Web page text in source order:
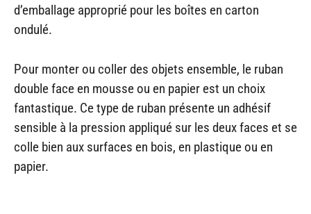
d’emballage approprié pour les boîtes en carton
ondulé.
Pour monter ou coller des objets ensemble, le ruban
double face en mousse ou en papier est un choix
fantastique. Ce type de ruban présente un adhésif
sensible à la pression appliqué sur les deux faces et se
colle bien aux surfaces en bois, en plastique ou en
papier.